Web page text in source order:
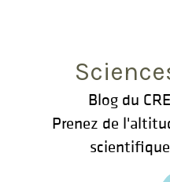
Blog du
Prenez de